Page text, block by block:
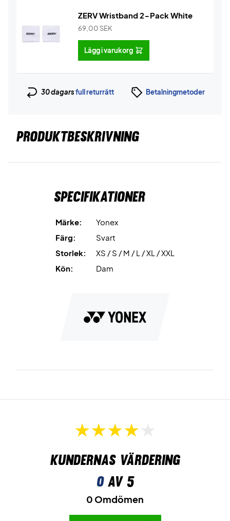
ZERV Wristband 2-Pack White
69,00 SEK
Lägg i varukorg
30 dagarsfull returrätt Betalningmetoder
PRODUKTBESKRIVNING
Specifikationer
Märke:
Yonex
Färg:
Svart
Storlek:
XS / S / M / L / XL / XXL
Kön:
Dam
Kundernas värdering
0av 5
0 Omdömen